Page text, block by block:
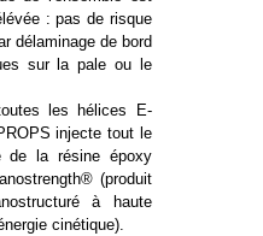
: pas de risque
délaminage de bord
sur la pale ou le
les hélices E-
injecte tout le
de la résine époxy
(produit
à haute
cinétique).